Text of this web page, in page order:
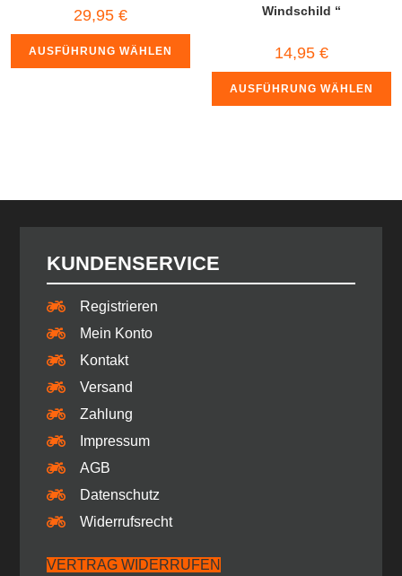
29,95 €
AUSFÜHRUNG WÄHLEN
Windschild “
14,95 €
AUSFÜHRUNG WÄHLEN
KUNDENSERVICE
Registrieren
Mein Konto
Kontakt
Versand
Zahlung
Impressum
AGB
Datenschutz
Widerrufsrecht
VERTRAG WIDERRUFEN